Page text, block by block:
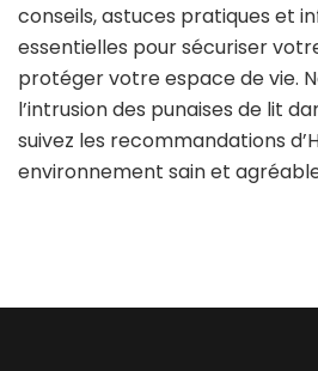
conseils, astuces pratiques et
essentielles pour sécuriser
protéger votre espace de vie.
l’intrusion des punaises de lit
suivez les recommandations
environnement sain et